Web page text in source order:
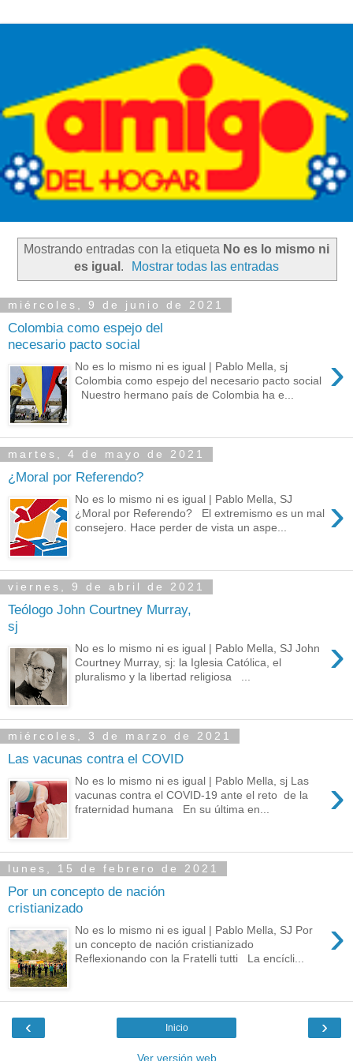
Mostrando entradas con la etiqueta No es lo mismo ni
es igual . Mostrar todas las entradas
miércoles, 9 de junio de 2021
Colombia como espejo del
necesario pacto social
›
No es lo mismo ni es igual | Pablo Mella, sj
Colombia como espejo del necesario pacto social
Nuestro hermano país de Colombia ha e...
martes, 4 de mayo de 2021
¿Moral por Referendo?
›
No es lo mismo ni es igual | Pablo Mella, SJ
¿Moral por Referendo? El extremismo es un mal
consejero. Hace perder de vista un aspe...
viernes, 9 de abril de 2021
Teólogo John Courtney Murray,
sj
›
No es lo mismo ni es igual | Pablo Mella, SJ John
Courtney Murray, sj: la Iglesia Católica, el
pluralismo y la libertad religiosa ...
miércoles, 3 de marzo de 2021
Las vacunas contra el COVID
›
No es lo mismo ni es igual | Pablo Mella, sj Las
vacunas contra el COVID-19 ante el reto de la
fraternidad humana En su última en...
lunes, 15 de febrero de 2021
Por un concepto de nación
cristianizado
›
No es lo mismo ni es igual | Pablo Mella, SJ Por
un concepto de nación cristianizado
Reflexionando con la Fratelli tutti La encícli...
‹ ›
Inicio
Ver versión web